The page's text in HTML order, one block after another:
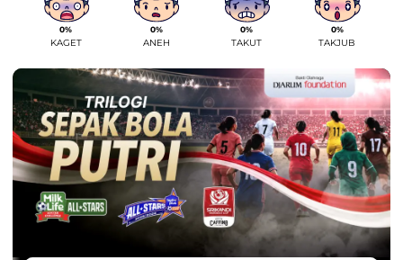
0%
KAGET
0%
ANEH
0%
TAKUT
0%
TAKJUB